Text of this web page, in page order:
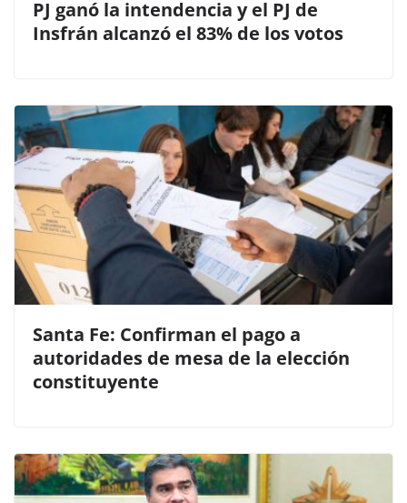
PJ ganó la intendencia y el PJ de
Insfrán alcanzó el 83% de los votos
Santa Fe: Confirman el pago a
autoridades de mesa de la elección
constituyente